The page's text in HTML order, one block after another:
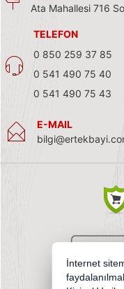
Ata Mahallesi 716
TELEFON
0 850 259 37 85
0 541 490 75 40
0 541 490 75 43
E-MAIL
İnternet